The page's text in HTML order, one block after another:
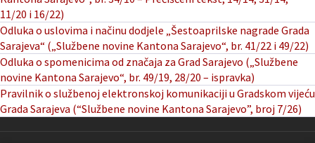
11/20 i 16/22)
Odluka o uslovima i načinu dodjele „Šestoaprilske nagrade Grada
Sarajeva“ („Službene novine Kantona Sarajevo“, br. 41/22 i 49/22)
Odluka o spomenicima od značaja za Grad Sarajevo („Službene
novine Kantona Sarajevo“, br. 49/19, 28/20 – ispravka)
Pravilnik o službenoj elektronskoj komunikaciji u Gradskom vijeću
Grada Sarajeva (“Službene novine Kantona Sarajevo”, broj 7/26)